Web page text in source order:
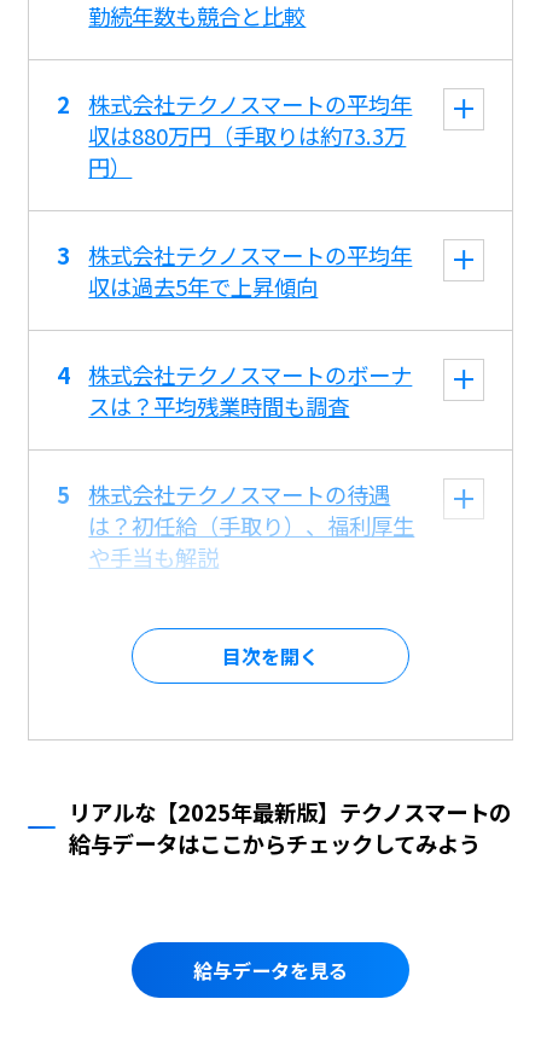
勤続年数も競合と比較
株式会社テクノスマートの平均年
収は880万円（手取りは約73.3万
円）
株式会社テクノスマートの平均年
収は過去5年で上昇傾向
株式会社テクノスマートのボーナ
スは？平均残業時間も調査
株式会社テクノスマートの待遇
は？初任給（手取り）、福利厚生
や手当も解説
目次を
リアルな【2025年最新版】テクノスマートの
給与データはここからチェックしてみよう
給与データを見る